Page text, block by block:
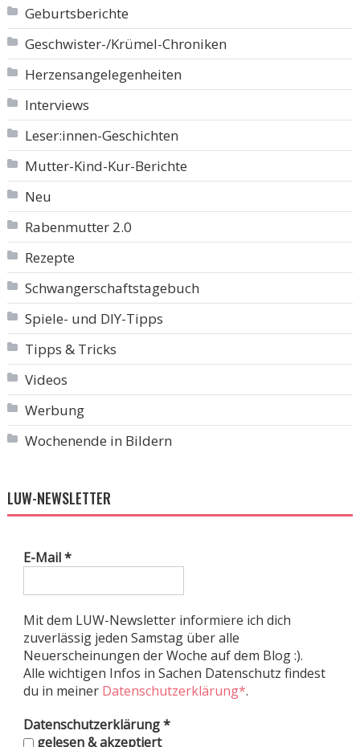
Geburtsberichte
Geschwister-/Krümel-Chroniken
Herzensangelegenheiten
Interviews
Leser:innen-Geschichten
Mutter-Kind-Kur-Berichte
Neu
Rabenmutter 2.0
Rezepte
Schwangerschaftstagebuch
Spiele- und DIY-Tipps
Tipps & Tricks
Videos
Werbung
Wochenende in Bildern
LUW-NEWSLETTER
E-Mail*
Mit dem LUW-Newsletter informiere ich dich
zuverlässig jeden Samstag über alle
Neuerscheinungen der Woche auf dem Blog :).
Alle wichtigen Infos in Sachen Datenschutz findest
du in meiner Datenschutzerklärung*.
Datenschutzerklärung*
gelesen & akzeptiert